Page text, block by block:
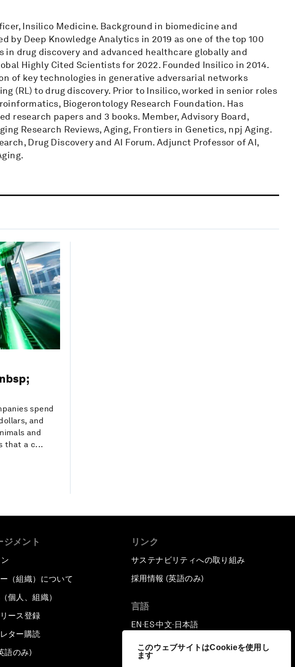
このウェブサイトはCookieを使用し
ます
Insilico Medicine. Background in biomedicine and
by Deep Knowledge Analytics in 2019 as one of the top 100
drug discovery and advanced healthcare globally and
Highly Cited Scientists for 2022. Founded Insilico in 2014.
of key technologies in generative adversarial networks
(RL) to drug discovery. Prior to Insilico, worked in senior roles
Biogerontology Research Foundation. Has
research papers and 3 books. Member, Advisory Board,
Research Reviews, Aging, Frontiers in Genetics, npj Aging.
Drug Discovery and AI Forum. Adjunct Professor of AI,
spend
and
and
that a c...
ジメント
（組織）について
個人、組織）
ース登録
ター購読
語のみ)
リンク
サステナビリティへの取り組み
採用情報 (英語のみ)
言語
EN ▪ ES▪中文▪ 日本語